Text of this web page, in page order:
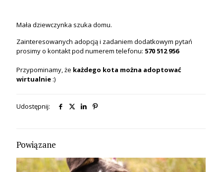
Mała dziewczynka szuka domu.
Zainteresowanych adopcją i zadaniem dodatkowym pytań
prosimy o kontakt pod numerem telefonu: 570 512 956
Przypominamy, że każdego kota można adoptować
wirtualnie :)
Udostępnij:
Powiązane